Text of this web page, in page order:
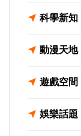
科學新知
動漫天地
遊戲空間
娛樂話題